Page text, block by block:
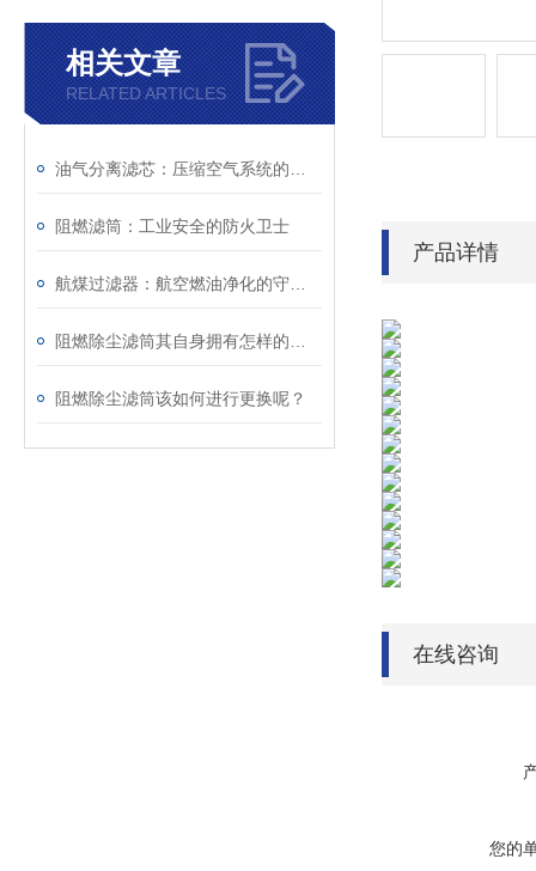
相关文章
RELATED ARTICLES
阻燃滤筒：工业安全的防火卫士
阻燃除尘滤筒该如何进行更换呢？
产品详情
在线咨询
您的